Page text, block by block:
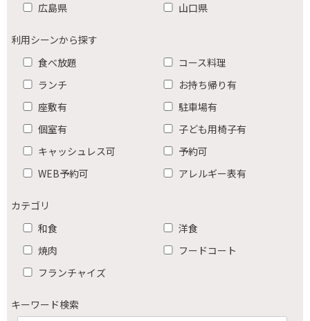
広島県
山口県
利用シーンから探す
食べ放題
コース料理
ランチ
お持ち帰り有
座敷有
駐車場有
個室有
子ども用椅子有
キャッシュレス可
予約可
WEB予約可
アレルギー表有
カテゴリ
和食
洋食
焼肉
フードコート
フランチャイズ
キーワード検索